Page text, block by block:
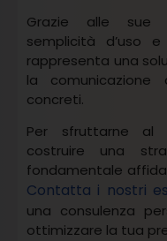
Grazie alle sue
semplicità d’uso
rappresenta una
la
concreti.
Per sfruttarne al
costruire una
fondamentale
Contatta i nostri
una consulenza
ottimizzare la tua